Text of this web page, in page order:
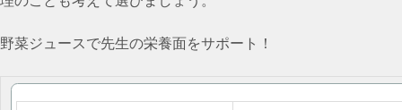
野菜ジュースで先生の栄養面をサポート！